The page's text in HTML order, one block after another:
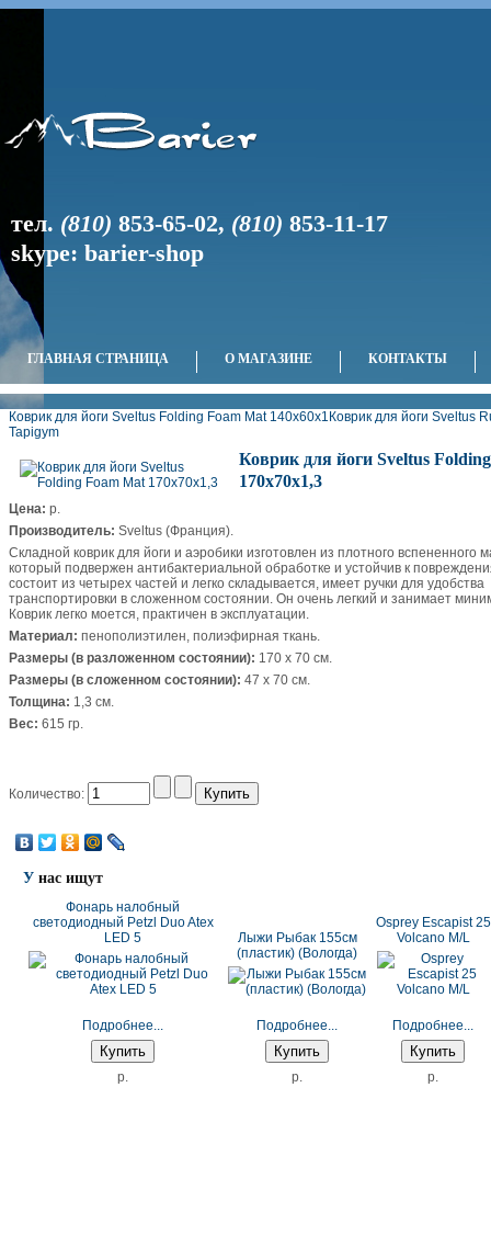
тел. (810) 853-65-02, (810) 853-11-17
skype: barier-shop
ГЛАВНАЯ СТРАНИЦА О МАГАЗИНЕ КОНТАКТЫ
Коврик для йоги Sveltus Folding Foam Mat 140x60x1 Коврик для йоги Sveltus
Tapigym
Коврик для йоги Sveltus
170х70х1,3
Цена: p.
Производитель: Sveltus (Франция).
Складной коврик для йоги и аэробики изготовлен из плотного вспененного
который подвержен антибактериальной обработке и устойчив к
состоит из четырех частей и легко складывается, имеет ручки для удобства
транспортировки в сложенном состоянии. Он очень легкий и занимает
Коврик легко моется, практичен в эксплуатации.
Материал: пенополиэтилен, полиэфирная ткань.
Размеры (в разложенном состоянии): 170 х 70 см.
Размеры (в сложенном состоянии): 47 х 70 см.
Толщина: 1,3 см.
Вес: 615 гр.
Количество:
У нас ищут
Фонарь налобный
светодиодный Petzl Duo Atex
LED 5
Подробнее...
p.
Лыжи Рыбак 155см
(пластик) (Вологда)
Подробнее...
p.
Osprey Escapist 25
Volcano M/L
Подробнее...
p.